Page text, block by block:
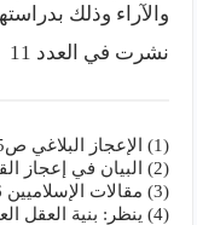
والآراء وذلك
نشرت في العدد 11
(1) الإعجاز البلاغي ص355.
(2) البيان في إعجاز القرآن ص22.
(3) مقالات الإسلاميين 1/296.
(4) ينظر: بنية العقل العربي ص75ـ77.